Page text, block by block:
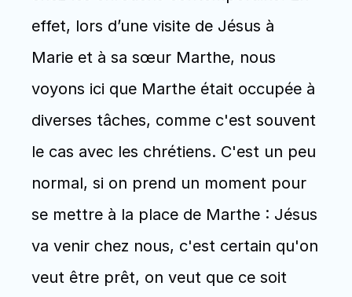
effet, lors d’une visite de Jésus à
Marie et à sa sœur Marthe, nous
voyons ici que Marthe était occupée à
diverses tâches, comme c'est souvent
le cas avec les chrétiens. C'est un peu
normal, si on prend un moment pour
se mettre à la place de Marthe : Jésus
va venir chez nous, c'est certain qu'on
veut être prêt, on veut que ce soit